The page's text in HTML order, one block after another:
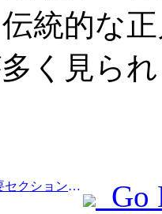
統的な
く見ら
Prev:文化観光省：7つの主要セクションで22のテーマ別活動を開始
Go